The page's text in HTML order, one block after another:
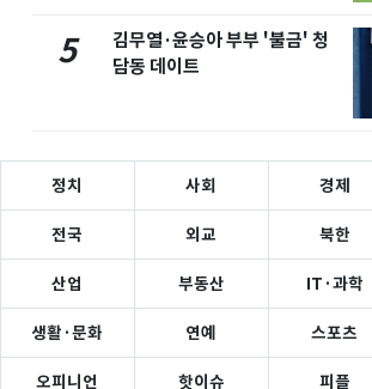
5
김무열·윤승아 부부 '불금' 청
담동 데이트
정치 사회 경제
전국 외교 북한
산업 부동산 IT·과학
생활·문화 연예 스포츠
오피니언 핫이슈 피플